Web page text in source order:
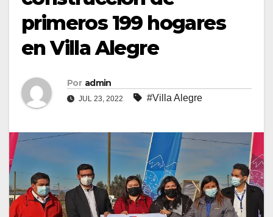
primeros 199 hogares
en Villa Alegre
Por admin
JUL 23, 2022 #Villa Alegre